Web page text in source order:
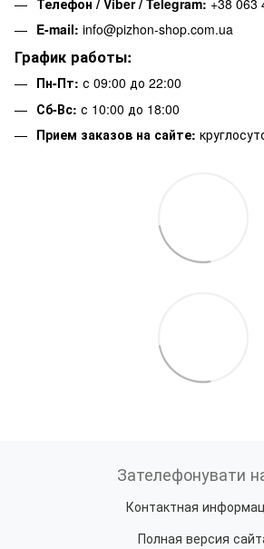
Телефон / Viber / Telegram: +38 063
E-mail: info@pizhon-shop.com.ua
График работы:
Пн-Пт: с 09:00 до 22:00
Сб-Вс: с 10:00 до 18:00
Прием заказов на сайте:
Зателефонувати
Контактная
Полная версия